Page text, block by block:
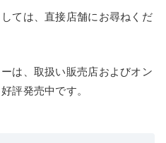
ては、直接店舗にお尋ねくだ
は、取扱い販売店およびオン
評発売中です。